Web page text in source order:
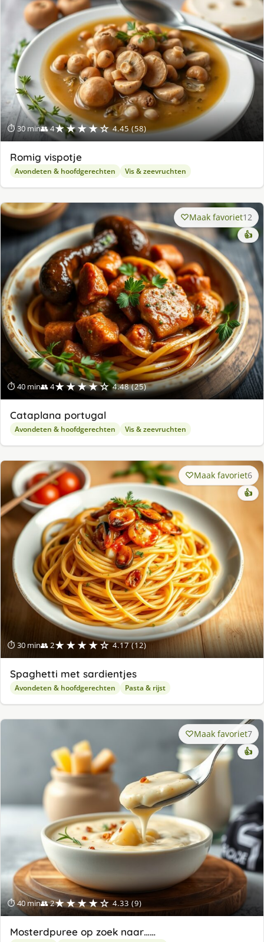
⏱ 30 min👥 4★★★★☆ 4.45 (58)
Romig vispotje
Avondeten & hoofdgerechten Vis & zeevruchten
⏱ 40 min👥 4★★★★☆ 4.48 (25)
Maak favoriet12
👍
Cataplana portugal
Avondeten & hoofdgerechten Vis & zeevruchten
⏱ 30 min👥 2★★★★☆ 4.17 (12)
Maak favoriet6
👍
Spaghetti met sardientjes
Avondeten & hoofdgerechten Pasta & rijst
⏱ 40 min👥 2★★★★☆ 4.33 (9)
Maak favoriet7
👍
Mosterdpuree op zoek naar……